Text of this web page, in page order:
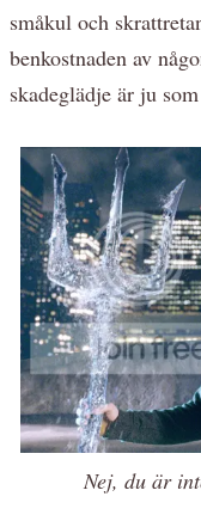
småkul och
benkostnaden av
skadeglädje är ju
Nej, du är